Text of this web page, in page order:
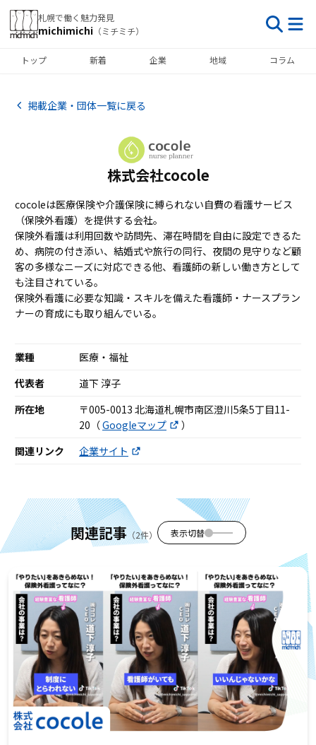
札幌で働く魅力発見
michimichi （ミチミチ）
トップ 新着 企業 地域 コラム
掲載企業・団体一覧に戻る
株式会社cocole
cocoleは医療保険や介護保険に縛られない自費の看護サービス
（保険外看護）を提供する会社。
保険外看護は利用回数や訪問先、滞在時間を自由に設定できるた
め、病院の付き添い、結婚式や旅行の同行、夜間の見守りなど顧
客の多様なニーズに対応できる他、看護師の新しい働き方として
も注目されている。
保険外看護に必要な知識・スキルを備えた看護師・ナースプラン
ナーの育成にも取り組んでいる。
業種
医療・福祉
代表者
道下 淳子
所在地
〒005-0013 北海道札幌市南区澄川5条5丁目11-
20（Googleマップ
）
関連リンク
企業サイト
関連記事（2件） 表示切替